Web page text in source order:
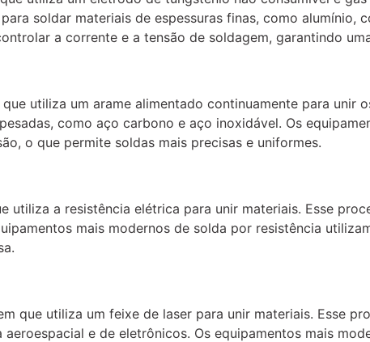
soldar materiais de espessuras finas, como alumínio,
a corrente e a tensão de soldagem, garantindo
utiliza um arame alimentado continuamente para unir
como aço carbono e aço inoxidável. Os
o que permite soldas mais precisas e uniformes.
utiliza a resistência elétrica para unir materiais. Esse
mais modernos de solda por resistência
que utiliza um feixe de laser para unir materiais. Esse
e de eletrônicos. Os equipamentos mais